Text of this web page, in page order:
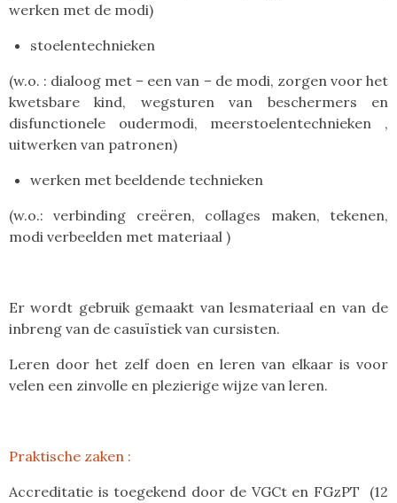
werken met de modi)
stoelentechnieken
(w.o. : dialoog met – een van – de modi, zorgen voor het
kwetsbare kind, wegsturen van beschermers en
disfunctionele oudermodi, meerstoelentechnieken ,
uitwerken van patronen)
werken met beeldende technieken
(w.o.: verbinding creëren, collages maken, tekenen,
modi verbeelden met materiaal )
Er wordt gebruik gemaakt van lesmateriaal en van de
inbreng van de casuïstiek van cursisten.
Leren door het zelf doen en leren van elkaar is voor
velen een zinvolle en plezierige wijze van leren.
Praktische zaken :
Accreditatie is toegekend door de VGCt en FGzPT (12